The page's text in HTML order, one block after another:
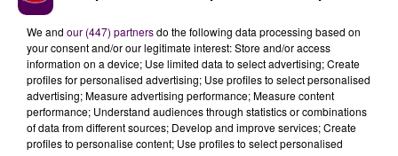
les mairies annexes Nord et Vienne ainsi que la
Permanence Quinière seront fermées. Pour
effectuer vos démarches, contactez la mairie
centrale au 02 54 44 50 47.
La municipalité fait néanmoins savoir que :
Lesmarchéssont maintenus.
We and our (447) partnersdo the following data processing based on
your consent and/or our legitimate interest: Store and/or access
information on a device; Use limited data to select advertising; Create
profiles for personalised advertising; Use profiles to select personalised
advertising; Measure advertising performance; Measure content
performance; Understand audiences through statistics or combinations
of data from different sources; Develop and improve services; Create
profiles to personalise content; Use profiles to select personalised